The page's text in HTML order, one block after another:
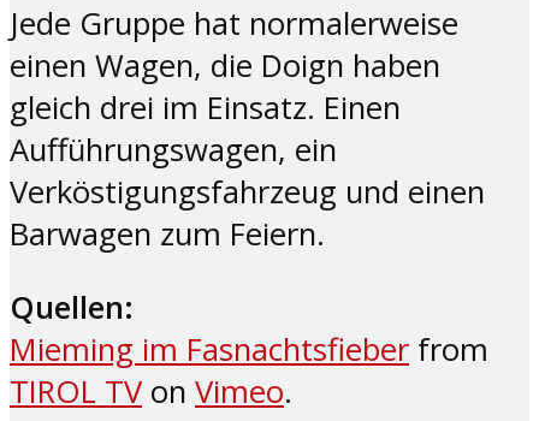
Jede Gruppe hat normalerweise
einen Wagen, die Doign haben
gleich drei im Einsatz. Einen
Aufführungswagen, ein
Verköstigungsfahrzeug und einen
Barwagen zum Feiern.
Quellen:
Mieming im Fasnachtsfieber from
TIROL TV on Vimeo.